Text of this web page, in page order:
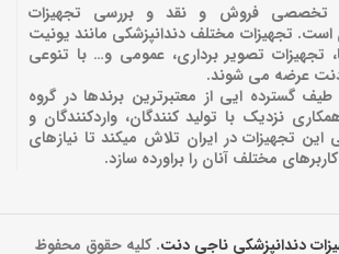
فروش و نقد و بررسی تجهیزات
است. تجهیزات مختلف دندانپزشکی مانند یونیت
تجهیزات تصویر برداری، عمومی و… با تنوعی
دنت عرضه می شوند.
گسترده ایی از معتبرترین برندها در گروه
نزدیک با تولید کنندگان، واردکنندگان و
این تجهیزات در ایران تلاش میکند تا نیازهای
مختلف آنان را براورده سازد.
دندانپزشکی ناجی دنت. کلیه حقوق محفوظ